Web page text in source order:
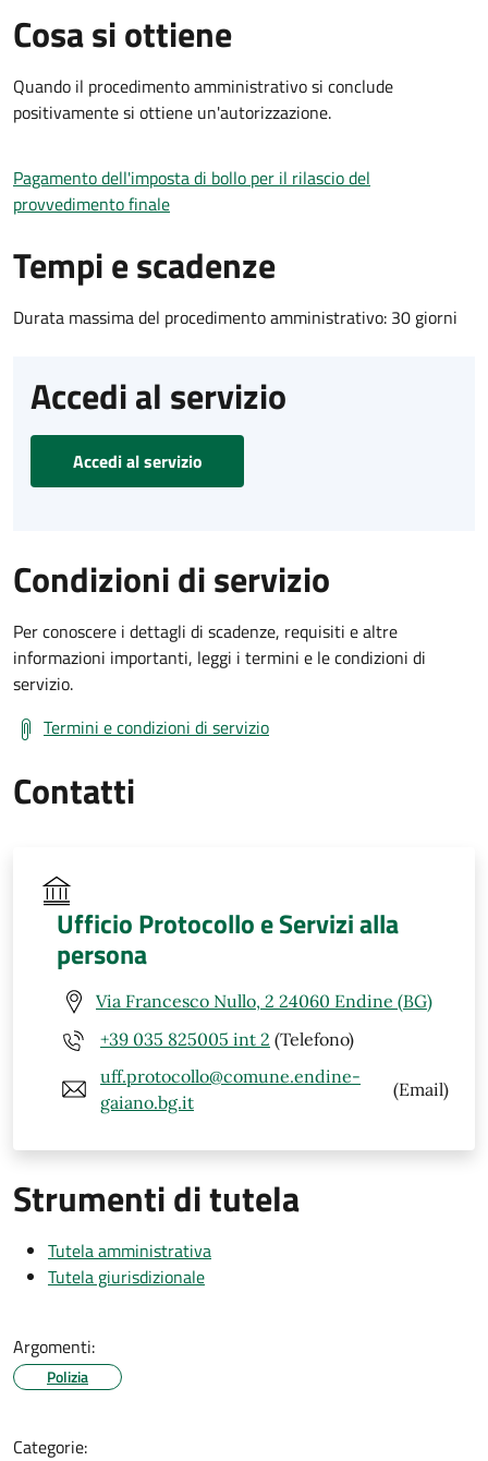
Cosa si ottiene
Quando il procedimento amministrativo si conclude
positivamente si ottiene un'autorizzazione.
Pagamento dell'imposta di bollo per il rilascio del
provvedimento finale
Tempi e scadenze
Durata massima del procedimento amministrativo: 30 giorni
Accedi al servizio
Accedi al servizio
Condizioni di servizio
Per conoscere i dettagli di scadenze, requisiti e altre
informazioni importanti, leggi i termini e le condizioni di
servizio.
Termini e condizioni di servizio
Contatti
Ufficio Protocollo e Servizi alla
persona
Via Francesco Nullo, 2 24060 Endine (BG)
+39 035 825005 int 2 (Telefono)
uff.protocollo@comune.endine-
gaiano.bg.it
(Email)
Strumenti di tutela
Tutela amministrativa
Tutela giurisdizionale
Argomenti:
Polizia
Categorie: